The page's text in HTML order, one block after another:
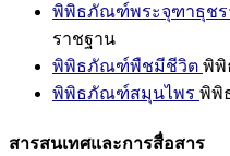
พิพิธภัณฑ์พระจุฑาธุชร
ราชฐาน
พิพิธภัณฑ์พืชมีชีวิต พิ
พิพิธภัณฑ์สมุนไพร พิพิ
สารสนเทศและการสื่อสาร